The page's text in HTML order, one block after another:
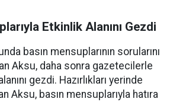
Etkinlik Alanını Gezdi
basın mensuplarının sorularını
Aksu, daha sonra gazetecilerle
gezdi. Hazırlıkları yerinde
Aksu, basın mensuplarıyla hatıra